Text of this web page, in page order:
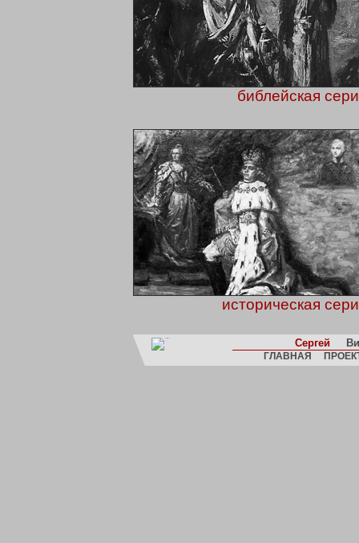
библейская
историческая
Сергей
ГЛАВНАЯ